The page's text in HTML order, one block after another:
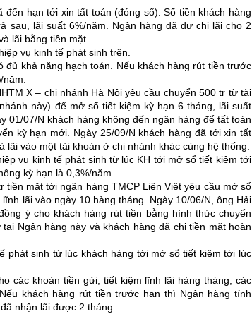
đến hạn tới xin tất toán (đóng sổ). Số tiền khách hàng
sau, lãi suất 6%/năm. Ngân hàng đã dự chi lãi cho 2
lãi bằng tiền mặt.
vụ kinh tế phát sinh trên.
đủ khả năng hạch toán. Nếu khách hàng rút tiền trước
X – chi nhánh Hà Nội yêu cầu chuyển 500 tr từ tài
này) để mở sổ tiết kiệm kỳ hạn 6 tháng, lãi suất
01/07/N khách hàng không đến ngân hàng để tất toán
kỳ hạn mới. Ngày 25/09/N khách hàng đã tới xin tất
lãi vào một tài khoản ở chi nhánh khác cùng hệ thống.
vụ kinh tế phát sinh từ lúc KH tới mở sổ tiết kiệm tới
kỳ hạn là 0,3%/năm.
tiền mặt tới ngân hàng TMCP Liên Việt yêu cầu mở sổ
lãi vào ngày 10 hàng tháng. Ngày 10/06/N, ông Hải
ý cho khách hàng rút tiền bằng hình thức chuyển
Ngân hàng này và khách hàng đã chi tiền mặt hoàn
phát sinh từ lúc khách hàng tới mở sổ tiết kiệm tới lúc
các khoản tiền gửi, tiết kiệm lĩnh lãi hàng tháng, các
khách hàng rút tiền trước hạn thì Ngân hàng tính
nhận lãi được 2 tháng.